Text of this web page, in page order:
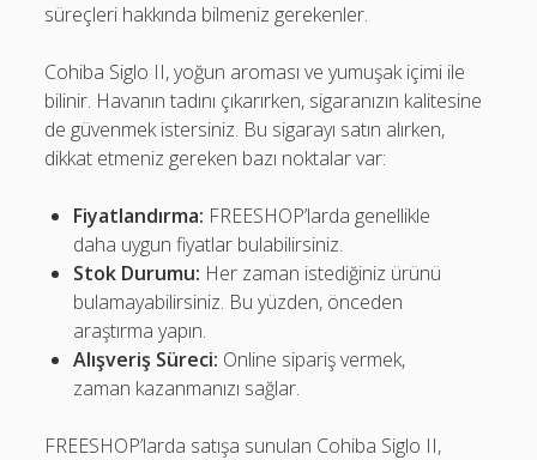
süreçleri hakkında bilmeniz gerekenler.
Cohiba Siglo II, yoğun aroması ve yumuşak içimi ile
bilinir. Havanın tadını çıkarırken, sigaranızın kalitesine
de güvenmek istersiniz. Bu sigarayı satın alırken,
dikkat etmeniz gereken bazı noktalar var:
Fiyatlandırma: FREESHOP’larda genellikle
daha uygun fiyatlar bulabilirsiniz.
Stok Durumu: Her zaman istediğiniz ürünü
bulamayabilirsiniz. Bu yüzden, önceden
araştırma yapın.
Alışveriş Süreci: Online sipariş vermek,
zaman kazanmanızı sağlar.
FREESHOP’larda satışa sunulan Cohiba Siglo II,